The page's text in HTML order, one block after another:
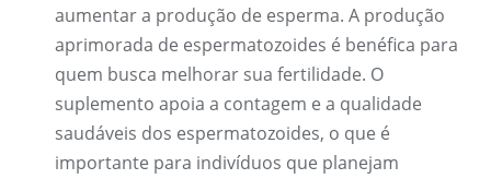
aumentar a produção de esperma. A produção
aprimorada de espermatozoides é benéfica para
quem busca melhorar sua fertilidade. O
suplemento apoia a contagem e a qualidade
saudáveis ​​dos espermatozoides, o que é
importante para indivíduos que planejam